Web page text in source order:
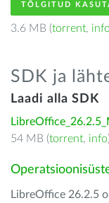
TÕLGITUD
3.6 MB (torrent, info
SDK ja
Laadi alla SDK
54 MB (torrent, info
LibreOffice 26.2.5